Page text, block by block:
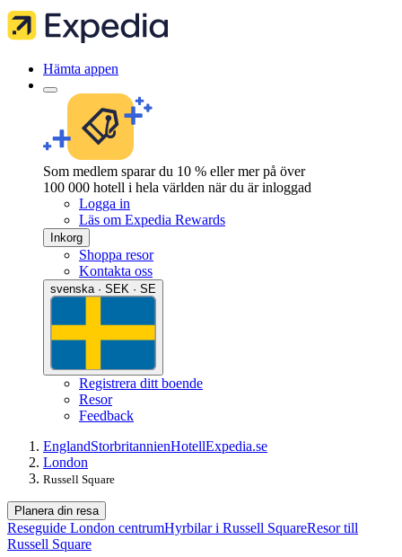
Hämta appen
Som medlem sparar du 10 % eller mer på över
100 000 hotell i hela världen när du är inloggad
Logga in
Läs om Expedia Rewards
Inkorg
Shoppa resor
Kontakta oss
svenska · SEK · SE
Registrera ditt boende
Resor
Feedback
EnglandStorbritannienHotellExpedia.se
London
Russell Square
Planera din resa
Reseguide London centrumHyrbilar i Russell SquareResor till
Russell Square